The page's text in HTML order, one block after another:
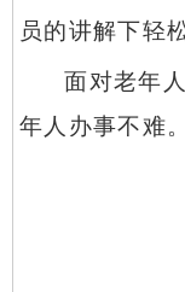
员的讲解下轻
面对老年
年人办事不难。